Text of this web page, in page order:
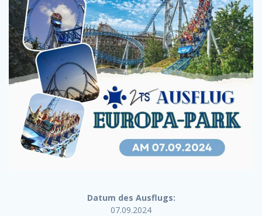
Datum des Ausflugs:
07.09.2024